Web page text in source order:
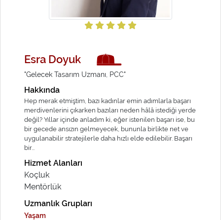
Esra Doyuk
"Gelecek Tasarım Uzmanı, PCC"
Hakkında
Hep merak etmiştim, bazı kadınlar emin adımlarla başarı
merdivenlerini çıkarken bazıları neden hâlâ istediği yerde
değil? Yıllar içinde anladım ki, eğer istenilen başarı ise, bu
bir gecede ansızın gelmeyecek, bununla birlikte net ve
uygulanabilir stratejilerle daha hızlı elde edilebilir. Başarı
bir...
Hizmet Alanları
Koçluk
Mentörlük
Uzmanlık Grupları
Yaşam